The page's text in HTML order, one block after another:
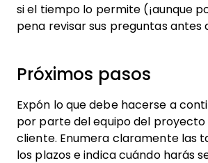
si el tiempo lo permite (¡aunque
pena revisar sus preguntas antes
Próximos pasos
Expón lo que debe hacerse a
por parte del equipo del proyecto
cliente. Enumera claramente las
los plazos e indica cuándo harás